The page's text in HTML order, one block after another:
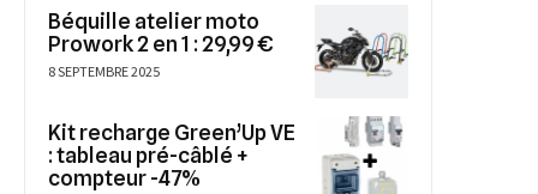
Béquille atelier moto
Prowork 2 en 1 : 29,99 €
8 SEPTEMBRE 2025
Kit recharge Green’Up VE
: tableau pré-câblé +
compteur -47%